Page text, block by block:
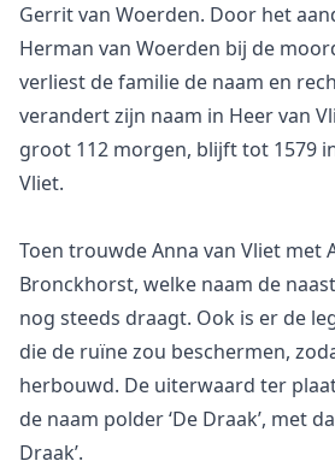
Gerrit van Woerden. Door het
Herman van Woerden bij de
verliest de familie de naam en
verandert zijn naam in Heer van
groot 112 morgen, blijft tot 1579
Vliet.
Toen trouwde Anna van Vliet met
Bronckhorst, welke naam de
nog steeds draagt. Ook is er de
die de ruïne zou beschermen,
herbouwd. De uiterwaard ter
de naam polder ‘De Draak’, met
Draak’.